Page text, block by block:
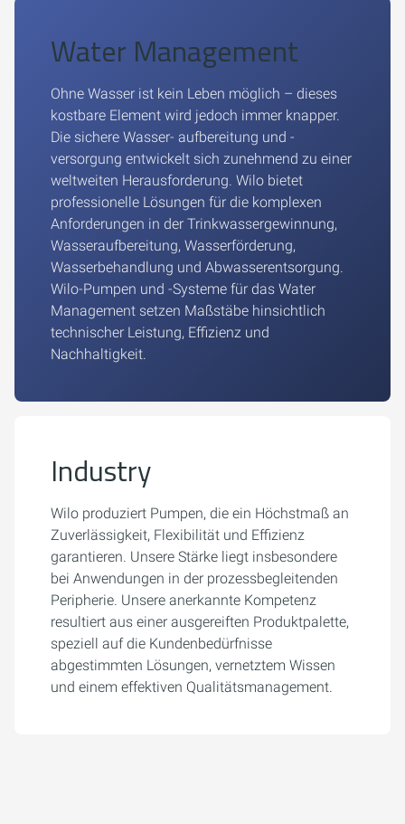
Water Management
Ohne Wasser ist kein Leben möglich – dieses
kostbare Element wird jedoch immer knapper.
Die sichere Wasser- aufbereitung und -
versorgung entwickelt sich zunehmend zu einer
weltweiten Herausforderung. Wilo bietet
professionelle Lösungen für die komplexen
Anforderungen in der Trinkwassergewinnung,
Wasseraufbereitung, Wasserförderung,
Wasserbehandlung und Abwasserentsorgung.
Wilo-Pumpen und -Systeme für das Water
Management setzen Maßstäbe hinsichtlich
technischer Leistung, Effizienz und
Nachhaltigkeit.
Industry
Wilo produziert Pumpen, die ein Höchstmaß an
Zuverlässigkeit, Flexibilität und Effizienz
garantieren. Unsere Stärke liegt insbesondere
bei Anwendungen in der prozessbegleitenden
Peripherie. Unsere anerkannte Kompetenz
resultiert aus einer ausgereiften Produktpalette,
speziell auf die Kundenbedürfnisse
abgestimmten Lösungen, vernetztem Wissen
und einem effektiven Qualitätsmanagement.